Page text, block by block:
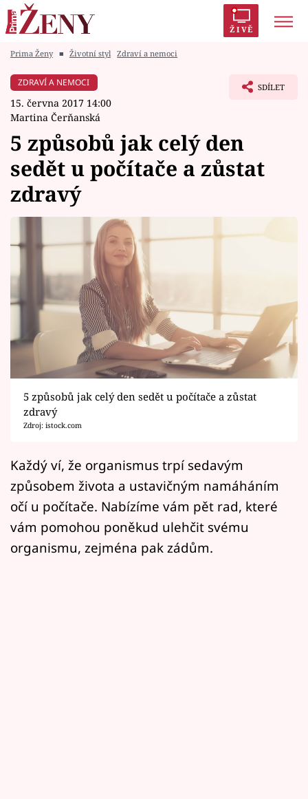
ŽIVĚ
Módní alarm
Zrádci
Témata
Celebrity
Vztahy
Seriály
Horoskopy
Sledujte prima+
Filmový festival Karlovy Vary
Pořady
Přihlášení
Sledujte nás
Prima Ženy ■ Životní styl Zdraví a nemoci
ZDRAVÍ A NEMOCI
15. června 2017 14:00
Martina Čerňanská
SDÍLET
5 způsobů jak celý den
sedět u počítače a zůstat
zdravý
5 způsobů jak celý den sedět u počítače a zůstat
zdravý
Zdroj: istock.com
Každý ví, že organismus trpí sedavým
způsobem života a ustavičným namáháním
očí u počítače. Nabízíme vám pět rad, které
vám pomohou poněkud ulehčit svému
organismu, zejména pak zádům.